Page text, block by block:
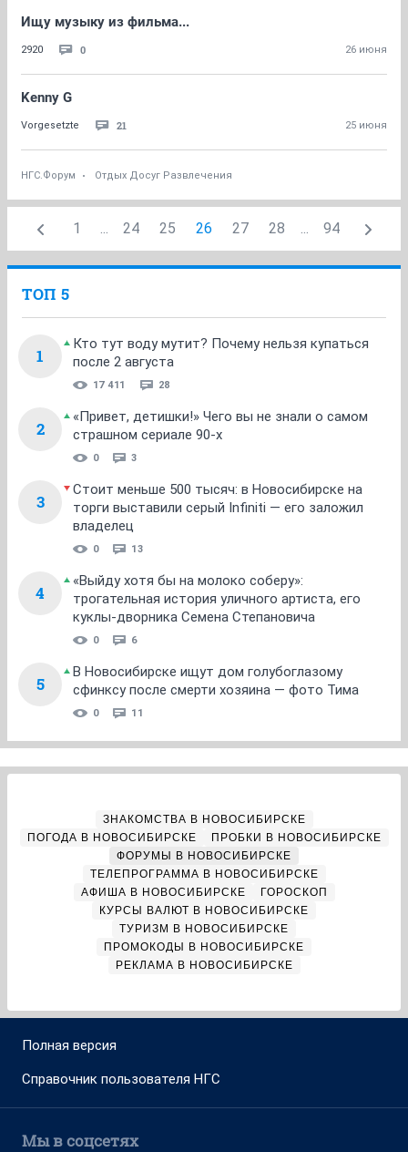
Ищу музыку из фильма...
2920 0 26 июня
Kenny G
Vorgesetzte 21 25 июня
НГС.Форум Отдых Досуг Развлечения
1 ... 24 25 26 27 28 ... 94
ТОП 5
1
Кто тут воду мутит? Почему нельзя купаться
после 2 августа
17 411 28
2
«Привет, детишки!» Чего вы не знали о самом
страшном сериале 90-х
0 3
3
Стоит меньше 500 тысяч: в Новосибирске на
торги выставили серый Infiniti — его заложил
владелец
0 13
4
«Выйду хотя бы на молоко соберу»:
трогательная история уличного артиста, его
куклы-дворника Семена Степановича
0 6
5
В Новосибирске ищут дом голубоглазому
сфинксу после смерти хозяина — фото Тима
0 11
ЗНАКОМСТВА В НОВОСИБИРСКЕ
ПОГОДА В НОВОСИБИРСКЕ
ПРОБКИ В НОВОСИБИРСКЕ
ФОРУМЫ В НОВОСИБИРСКЕ
ТЕЛЕПРОГРАММА В НОВОСИБИРСКЕ
АФИША В НОВОСИБИРСКЕ
ГОРОСКОП
КУРСЫ ВАЛЮТ В НОВОСИБИРСКЕ
ТУРИЗМ В НОВОСИБИРСКЕ
ПРОМОКОДЫ В НОВОСИБИРСКЕ
РЕКЛАМА В НОВОСИБИРСКЕ
Полная версия
Справочник пользователя НГС
Мы в соцсетях